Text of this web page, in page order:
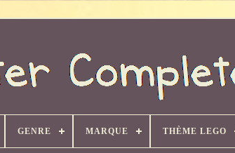
GENRE MARQUE THÈME LEGO